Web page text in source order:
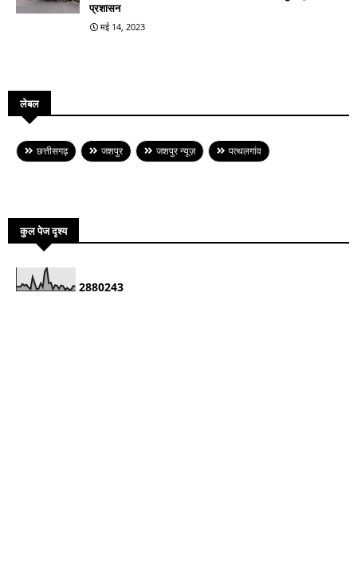
प्रशासन
मई 14, 2023
लेबल
छत्तीसगढ़ जशपुर जशपुर न्यूज़ पत्थलगांव
कुल पेज दृश्य
2880243